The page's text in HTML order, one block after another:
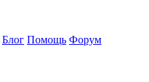
Блог Помощь Форум